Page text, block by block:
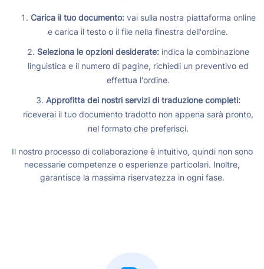
Carica il tuo documento:vai sulla nostra piattaforma online
e carica il testo o il file nella finestra dell'ordine.
Seleziona le opzioni desiderate:indica la combinazione
linguistica e il numero di pagine, richiedi un preventivo ed
effettua l'ordine.
Approfitta dei nostri servizi di traduzione completi:
riceverai il tuo documento tradotto non appena sarà pronto,
nel formato che preferisci.
Il nostro processo di collaborazione è intuitivo, quindi non sono
necessarie competenze o esperienze particolari. Inoltre,
garantisce la massima riservatezza in ogni fase.